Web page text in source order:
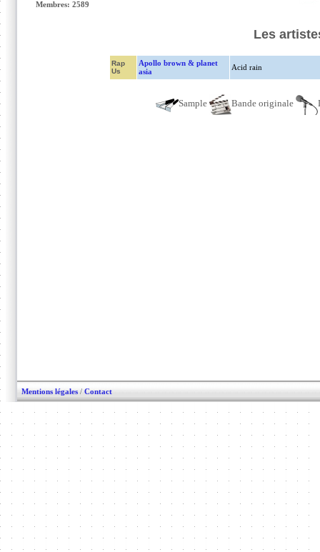
Membres: 2589
Les
Rap
Us
Apollo brown & planet
asia
Acid rain
Sample Bande originale
Mentions légales / Contact